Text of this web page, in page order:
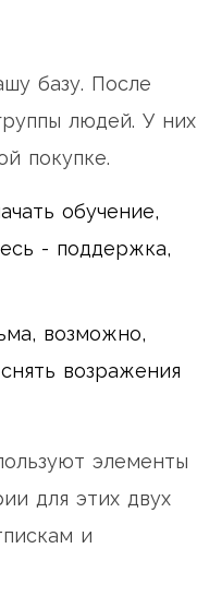
базу. После
людей. У них
покупке.
обучение,
- поддержка,
возможно,
возражения
элементы
для этих двух
и